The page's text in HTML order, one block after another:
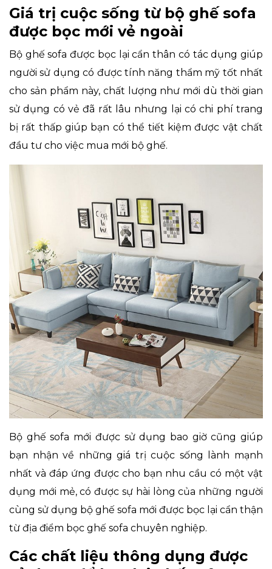
Giá trị cuộc sống từ bộ ghế sofa
được bọc mới vẻ ngoài
Bộ ghế sofa được bọc lại cẩn thân có tác dụng giúp
người sử dụng có được tính năng thẩm mỹ tốt nhất
cho sản phẩm này, chất lượng như mới dù thời gian
sử dụng có vẻ đã rất lâu nhưng lại có chi phí trang
bị rất thấp giúp bạn có thể tiết kiệm được vật chất
đầu tư cho việc mua mới bộ ghế.
Bộ ghế sofa mới được sử dụng bao giờ cũng giúp
bạn nhận về những giá trị cuộc sống lành mạnh
nhất và đáp ứng được cho bạn nhu cầu có một vật
dụng mới mẻ, có được sự hài lòng của những người
cùng sử dụng bộ ghế sofa mới được bọc lại cẩn thận
từ địa điểm bọc ghế sofa chuyên nghiệp.
Các chất liệu thông dụng được